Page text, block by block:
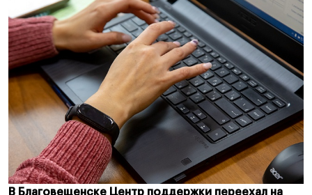
В Благовещенске Центр поддержки переехал на